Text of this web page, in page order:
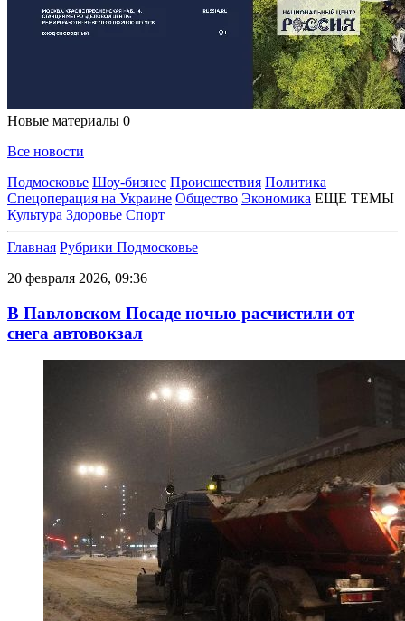
Новые материалы 0
Все новости
Подмосковье Шоу-бизнес Происшествия Политика
Спецоперация на Украине Общество Экономика ЕЩЕ ТЕМЫ
Культура Здоровье Спорт
Главная Рубрики Подмосковье
20 февраля 2026, 09:36
В Павловском Посаде ночью расчистили от
снега автовокзал